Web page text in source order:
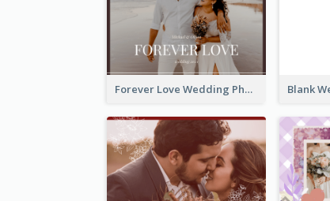
Forever Love Wedding Photo Book